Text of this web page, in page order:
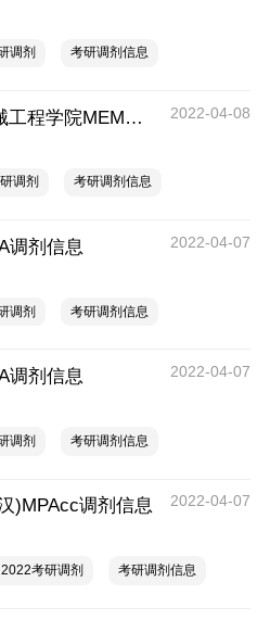
调剂 考研调剂信息
2022年合肥工业大学机械工程学院MEM调剂信息 2022-04-08
调剂 考研调剂信息
调剂信息 2022-04-07
调剂 考研调剂信息
调剂信息 2022-04-07
调剂 考研调剂信息
)MPAcc调剂信息 2022-04-07
2022考研调剂 考研调剂信息